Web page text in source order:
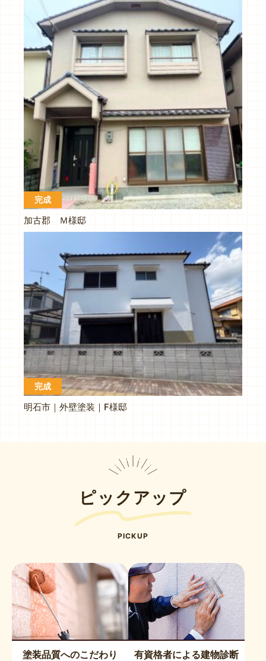
完成
加古郡 Ｍ様邸
完成
明石市｜外壁塗装｜F様邸
ピックアップ
PICKUP
塗装品質へのこだわり 有資格者による建物診断